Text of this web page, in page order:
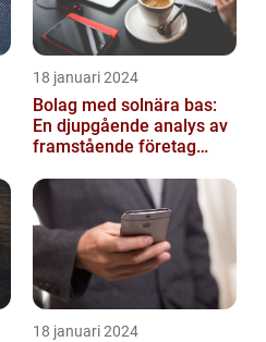
18 januari 2024
Bolag med solnära bas:
En djupgående analys av
framstående företag
18 januari 2024